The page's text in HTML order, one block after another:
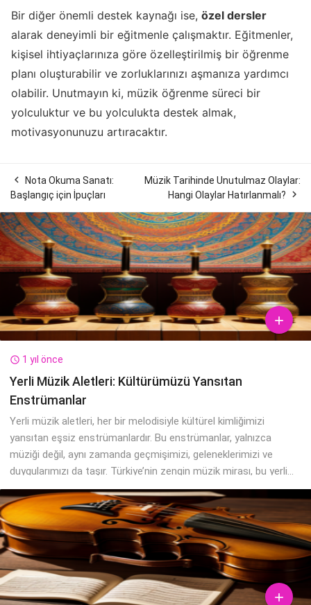
Bir diğer önemli destek kaynağı ise, özel dersler
alarak deneyimli bir eğitmenle çalışmaktır. Eğitmenler,
kişisel ihtiyaçlarınıza göre özelleştirilmiş bir öğrenme
planı oluşturabilir ve zorluklarınızı aşmanıza yardımcı
olabilir. Unutmayın ki, müzik öğrenme süreci bir
yolculuktur ve bu yolculukta destek almak,
motivasyonunuzu artıracaktır.

Nota Okuma Sanatı:
Başlangıç için İpuçları
Müzik Tarihinde Unutulmaz Olaylar:
Hangi Olaylar Hatırlanmalı?


 1 yıl önce
Yerli Müzik Aletleri: Kültürümüzü Yansıtan
Enstrümanlar
Yerli müzik aletleri, her bir melodisiyle kültürel kimliğimizi
yansıtan eşsiz enstrümanlardır. Bu enstrümanlar, yalnızca
müziği değil, aynı zamanda geçmişimizi, geleneklerimizi ve
duygularımızı da taşır. Türkiye’nin zengin müzik mirası, bu yerli...
